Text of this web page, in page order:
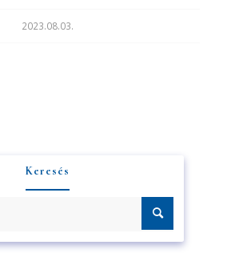
2023.08.03.
Keresés